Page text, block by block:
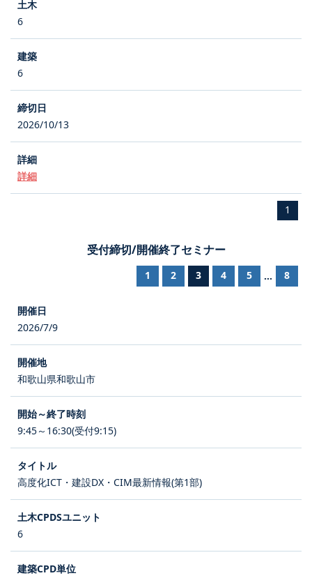
6
6
2026/10/13
詳細
1
受付締切/開催終了セミナー
1 2 3 4 5 ... 8
2026/7/9
和歌山県和歌山市
9:45～16:30(受付9:15)
高度化ICT・建設DX・CIM最新情報(第1部)
6